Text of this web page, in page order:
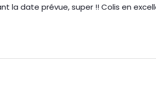
la date prévue, super !! Colis en